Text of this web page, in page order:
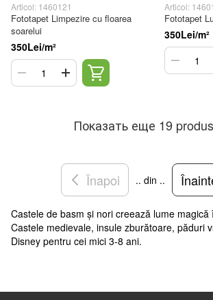
Articol: 1460121
Fototapet Limpezire cu floarea
soarelui
350Lei/m²
Articol:
Fototapet
350Lei/m²
Показать еще 19
Înapoi .. din ..
Castele de basm și nori creează lume magică
Castele medievale, insule zburătoare, păduri
Disney pentru cei mici 3-8 ani.